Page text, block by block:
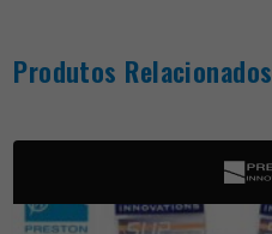
Produtos Relacionados